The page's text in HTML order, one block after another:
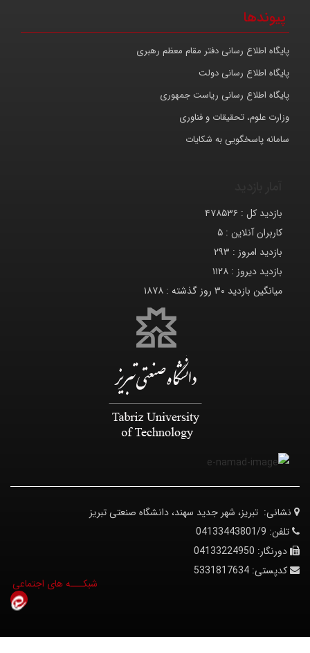
پیوندها
پایگاه اطلاع رسانی دفتر مقام معظم رهبری
پایگاه اطلاع رسانی دولت
پایگاه اطلاع رسانی ریاست جمهوری
وزارت علوم، تحقیقات و فناوری
سامانه پاسخگویی به شکایات
بازدید کل : ۴۷۸۵۳۶
کاربران آنلاین : ۵
بازدید امروز : ۲۹۳
بازدید دیروز : ۱۱۲۸
میانگین بازدید ۳۰ روز گذشته :
۱۸۷۸
نشانی: تبریز، شهر جدید سهند، دانشگاه صنعتی تبریز
تلفن: 04133443801/9
دورنگار: 04133224950
کدپستی: 5331817634